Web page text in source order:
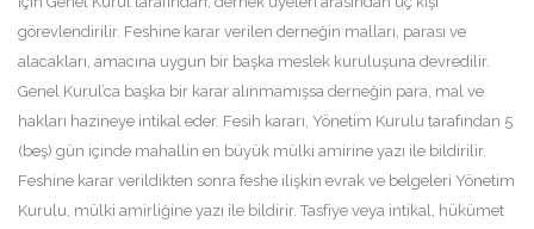
görevlendirilir. Feshine karar verilen derneğin malları, parası ve
alacakları, amacına uygun bir başka meslek kuruluşuna devredilir.
Genel Kurul’ca başka bir karar alınmamışsa derneğin para, mal ve
hakları hazineye intikal eder. Fesih kararı, Yönetim Kurulu tarafından 5
(beş) gün içinde mahallin en büyük mülki amirine yazı ile bildirilir.
Feshine karar verildikten sonra feshe ilişkin evrak ve belgeleri Yönetim
Kurulu, mülki amirliğine yazı ile bildirir. Tasfiye veya intikal, hükümet